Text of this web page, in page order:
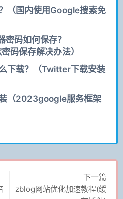
（国内使用Google搜索免
码如何保存？
码保存解决办法）
下载？（Twitter下载安装
（2023google服务框架
下一篇
zblog网站优化加速教程(缓